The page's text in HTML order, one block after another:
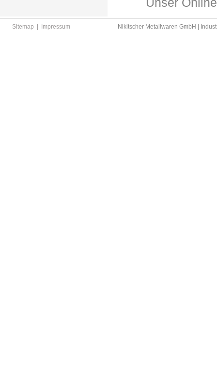
Unser
Sitemap Impressum Nikitscher Metallwaren GmbH |